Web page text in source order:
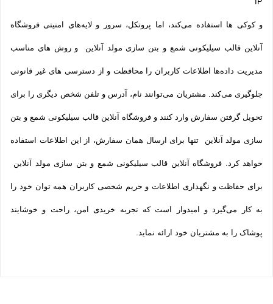
و کوکی ‌ها استفاده می‌کند، اما پروتکل، سرور و لایه‌های امنیتی فروشگاه
آنلاین قالب سیلیکونی شمع و بتن سازی مولد آنلاین و روش‌ های مناسب
مدیریت داده‌ها اطلاعات کاربران را محافظت و از دسترسی‌ های غیر قانونی
جلوگیری می‌کند. مشتریان می‌توانند نام، آدرس و تلفن شخص دیگری را برای
تحویل گرفتن سفارش وارد کنند و فروشگاه آنلاین قالب سیلیکونی شمع و بتن
سازی مولد آنلاین تنها برای ارسال همان سفارش، از این اطلاعات استفاده
خواهد کرد. فروشگاه آنلاین قالب سیلیکونی شمع و بتن سازی مولد آنلاین
برای حفاظت و نگهداری اطلاعات و حریم شخصی کاربران همه­ توان خود را
به کار می‌گیرد و امیدوار است که تجربه‌ خریدی امن، راحت و خوشایند
پوشاک را به مشتریان خود ارائه نماید.